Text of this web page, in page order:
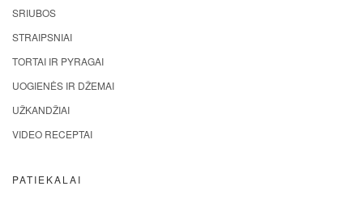
SRIUBOS
STRAIPSNIAI
TORTAI IR PYRAGAI
UOGIENĖS IR DŽEMAI
UŽKANDŽIAI
VIDEO RECEPTAI
PATIEKALAI